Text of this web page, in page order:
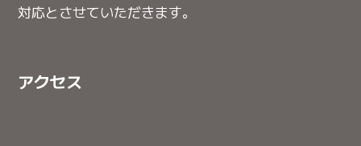
対応とさせていただきます。
アクセス